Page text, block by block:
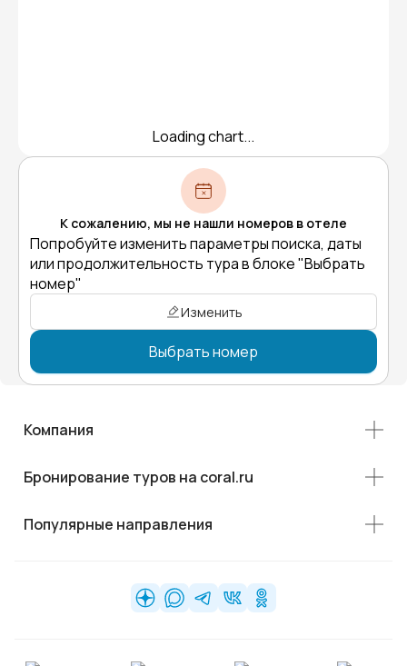
Loading chart...
К сожалению, мы не нашли номеров в отеле
Попробуйте изменить параметры поиска, даты
или продолжительность тура в блоке "Выбрать
номер"
Изменить
Выбрать номер
Компания
Бронирование туров на coral.ru
Популярные направления